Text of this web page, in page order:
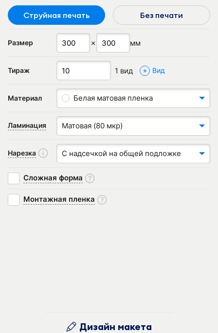
Струйная печать Без печати
Размер ✗ мм
Тираж 1 вид + Вид
Материал Белая матовая пленка
Ламинация Матовая (80 мкр)
Нарезка С надсечкой на общей подложке
Сложная форма
Монтажная пленка
Дизайн макета